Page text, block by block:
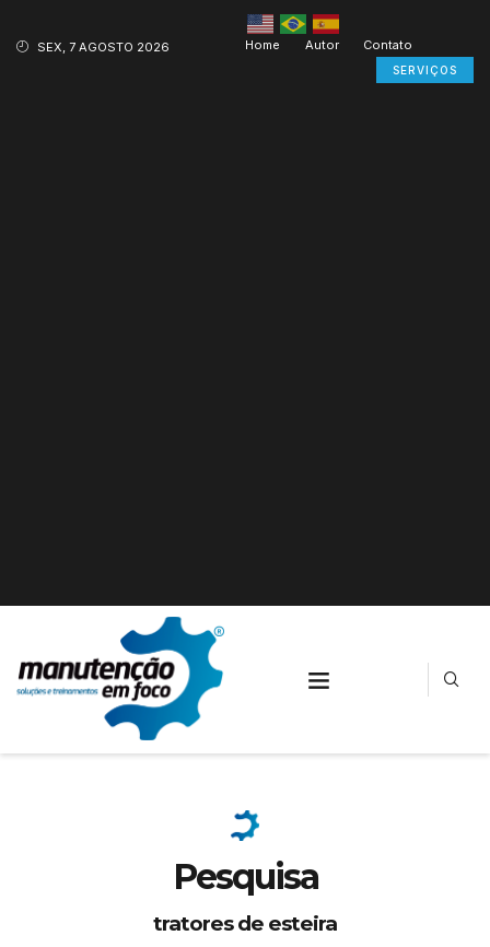
SEX, 7 AGOSTO 2026 Home Autor Contato
SERVIÇOS
Pesquisa
tratores de esteira